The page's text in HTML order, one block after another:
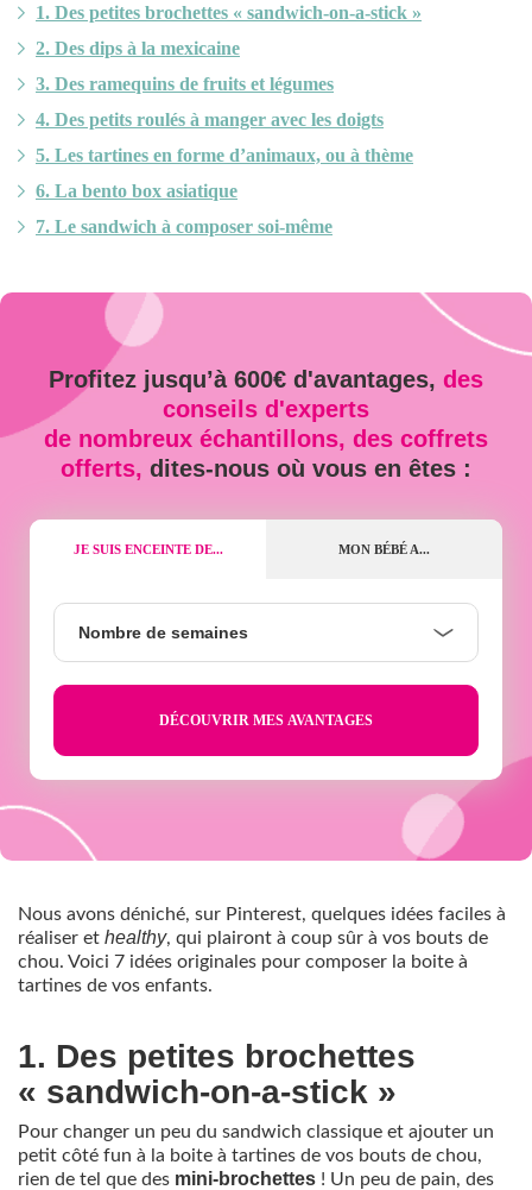
1. Des petites brochettes « sandwich-on-a-stick »
2. Des dips à la mexicaine
3. Des ramequins de fruits et légumes
4. Des petits roulés à manger avec les doigts
5. Les tartines en forme d’animaux, ou à thème
6. La bento box asiatique
7. Le sandwich à composer soi-même
Profitez jusqu’à 600€ d'avantages, des
conseils d'experts
de nombreux échantillons, des coffrets
offerts, dites-nous où vous en êtes :
JE SUIS ENCEINTE DE... MON BÉBÉ A...
semaines
Nombre de semaines
Nous avons déniché, sur Pinterest, quelques idées faciles à
réaliser et healthy, qui plairont à coup sûr à vos bouts de
chou. Voici 7 idées originales pour composer la boite à
tartines de vos enfants.
1. Des petites brochettes
« sandwich-on-a-stick »
Pour changer un peu du sandwich classique et ajouter un
petit côté fun à la boite à tartines de vos bouts de chou,
rien de tel que des mini-brochettes ! Un peu de pain, des